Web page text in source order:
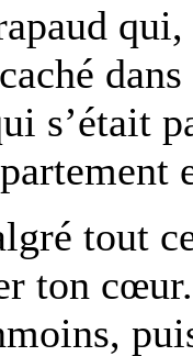
s’était
tout
ton